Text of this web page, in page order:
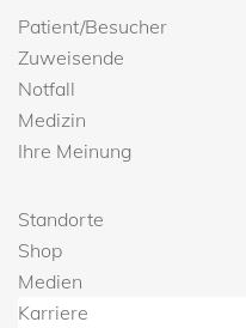
Patient/Besucher
Zuweisende
Notfall
Medizin
Ihre Meinung
Standorte
Shop
Medien
Karriere